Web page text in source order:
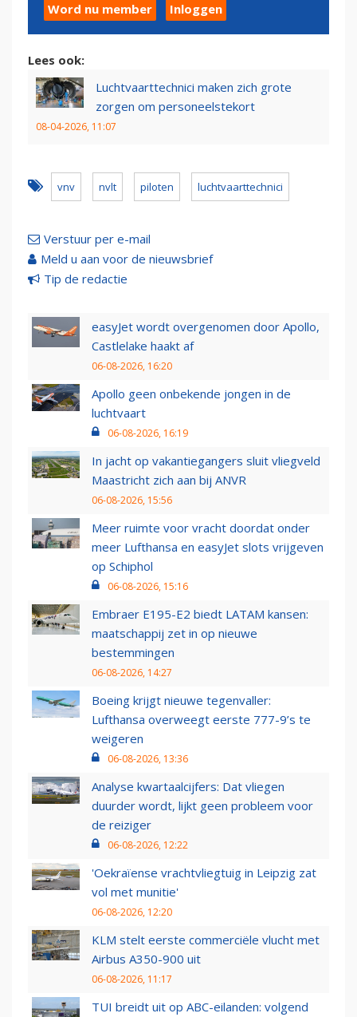
Word nu member Inloggen
Lees ook:
Luchtvaarttechnici maken zich grote
zorgen om personeelstekort
08-04-2026, 11:07
vnv nvlt piloten luchtvaarttechnici
Verstuur per e-mail
Meld u aan voor de nieuwsbrief
Tip de redactie
easyJet wordt overgenomen door Apollo,
Castlelake haakt af
06-08-2026, 16:20
Apollo geen onbekende jongen in de
luchtvaart
06-08-2026, 16:19
In jacht op vakantiegangers sluit vliegveld
Maastricht zich aan bij ANVR
06-08-2026, 15:56
Meer ruimte voor vracht doordat onder
meer Lufthansa en easyJet slots vrijgeven
op Schiphol
06-08-2026, 15:16
Embraer E195-E2 biedt LATAM kansen:
maatschappij zet in op nieuwe
bestemmingen
06-08-2026, 14:27
Boeing krijgt nieuwe tegenvaller:
Lufthansa overweegt eerste 777-9’s te
weigeren
06-08-2026, 13:36
Analyse kwartaalcijfers: Dat vliegen
duurder wordt, lijkt geen probleem voor
de reiziger
06-08-2026, 12:22
'Oekraïense vrachtvliegtuig in Leipzig zat
vol met munitie'
06-08-2026, 12:20
KLM stelt eerste commerciële vlucht met
Airbus A350-900 uit
06-08-2026, 11:17
TUI breidt uit op ABC-eilanden: volgend